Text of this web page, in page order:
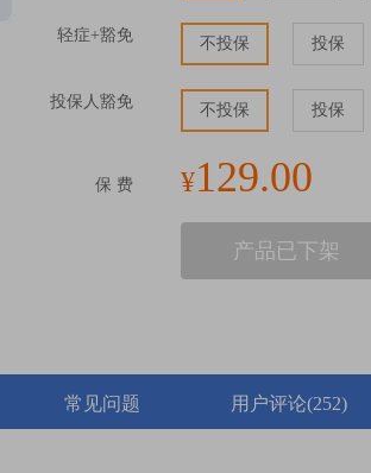
轻症+豁免 不投保 投保
投保人豁免 不投保 投保
保 费 ¥129.00
产品已下架
常见问题 用户评论(252)